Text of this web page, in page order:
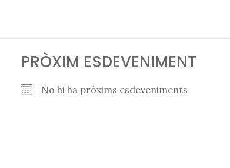
PRÒXIM ESDEVENIMENT
No hi ha pròxims esdeveniments